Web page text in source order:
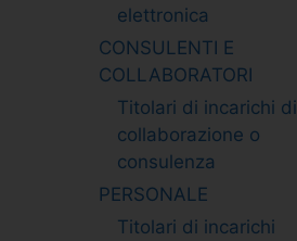
elettronica
CONSULENTI E
COLLABORATORI
Titolari di incarichi di
collaborazione o
consulenza
PERSONALE
Titolari di incarichi